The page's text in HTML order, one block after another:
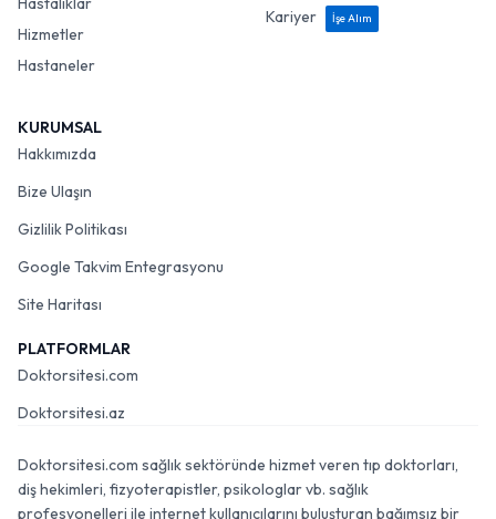
Hizmetler
Hastaneler
Kariyer
İşe Alım
KURUMSAL
Hakkımızda
Bize Ulaşın
Gizlilik Politikası
Google Takvim Entegrasyonu
Site Haritası
PLATFORMLAR
Doktorsitesi.com
Doktorsitesi.az
Doktorsitesi.com sağlık sektöründe hizmet veren tıp doktorları,
diş hekimleri, fizyoterapistler, psikologlar vb. sağlık
profesyonelleri ile internet kullanıcılarını buluşturan bağımsız bir